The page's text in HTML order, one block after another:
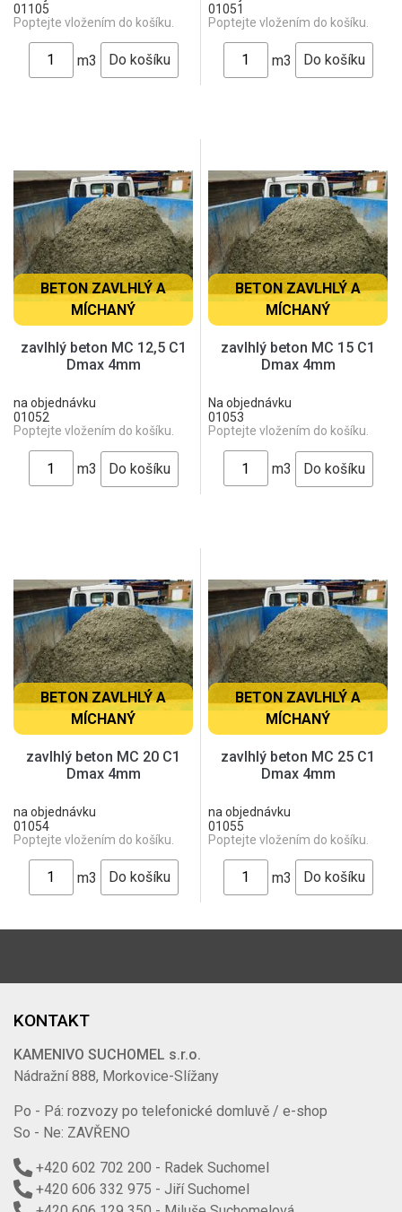
01105
Poptejte vložením do košíku.
m3
01051
Poptejte vložením do košíku.
m3
BETON ZAVLHLÝ A
MÍCHANÝ
zavlhlý beton MC 12,5 C1
Dmax 4mm
na objednávku
01052
Poptejte vložením do košíku.
m3
BETON ZAVLHLÝ A
MÍCHANÝ
zavlhlý beton MC 15 C1
Dmax 4mm
Na objednávku
01053
Poptejte vložením do košíku.
m3
BETON ZAVLHLÝ A
MÍCHANÝ
zavlhlý beton MC 20 C1
Dmax 4mm
na objednávku
01054
Poptejte vložením do košíku.
m3
BETON ZAVLHLÝ A
MÍCHANÝ
zavlhlý beton MC 25 C1
Dmax 4mm
na objednávku
01055
Poptejte vložením do košíku.
m3
KONTAKT
KAMENIVO SUCHOMEL s.r.o.
Nádražní 888, Morkovice-Slížany
Po - Pá: rozvozy po telefonické domluvě / e-shop
So - Ne: ZAVŘENO
+420 602 702 200 - Radek Suchomel
+420 606 332 975 - Jiří Suchomel